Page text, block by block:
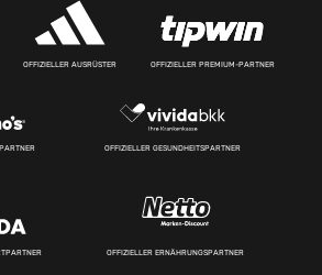
OFFIZIELLER AUSRÜSTER OFFIZIELLER PREMIUM-PARTNER
OFFIZIELLER GESUNDHEITSPARTNER
OFFIZIELLER ERNÄHRUNGSPARTNER